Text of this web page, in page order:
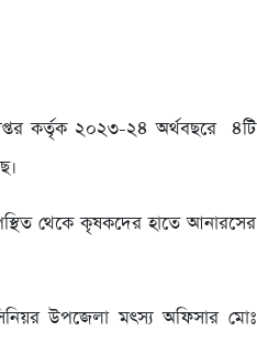
কর্তৃক ২০২৩-২৪ অর্থবছরে ৪টি
থেকে কৃষকদের হাতে আনারসের
উপজেলা মৎস্য অফিসার মোঃ